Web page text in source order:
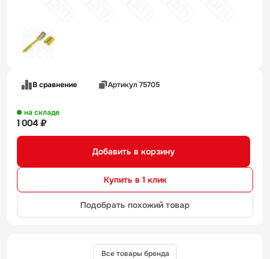
В сравнение Артикул 75705
на складе
1 004 ₽
Добавить в корзину
Купить в 1 клик
Подобрать похожий товар
Все товары бренда